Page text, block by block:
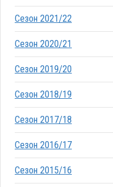
Сезон 2021/22
Сезон 2020/21
Сезон 2019/20
Сезон 2018/19
Сезон 2017/18
Сезон 2016/17
Сезон 2015/16